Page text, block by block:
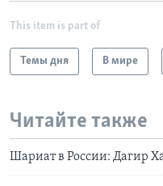
This item is part of
Темы дня В мире
Читайте также
Шариат в России: Дагир